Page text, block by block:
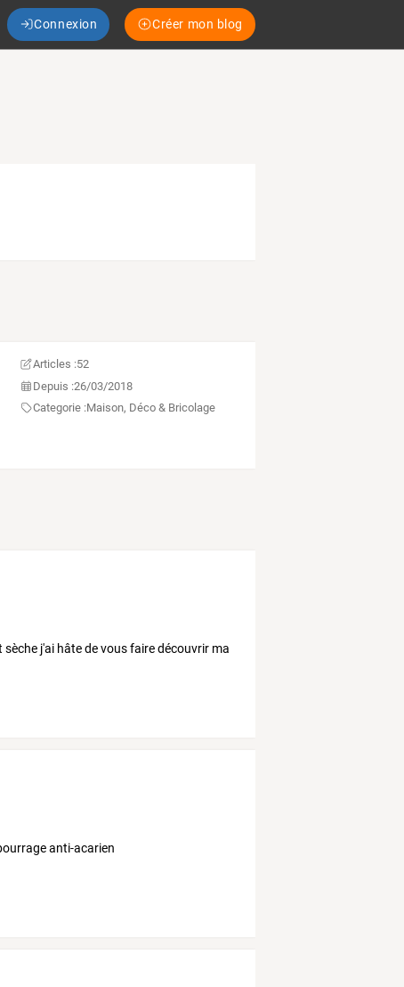
Connexion Créer mon blog
Articles :52
Depuis :26/03/2018
Categorie :Maison, Déco & Bricolage
j'ai hâte de vous faire découvrir ma
anti-acarien